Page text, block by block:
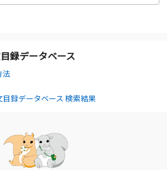
録データベース
法
録データベース 検索結果